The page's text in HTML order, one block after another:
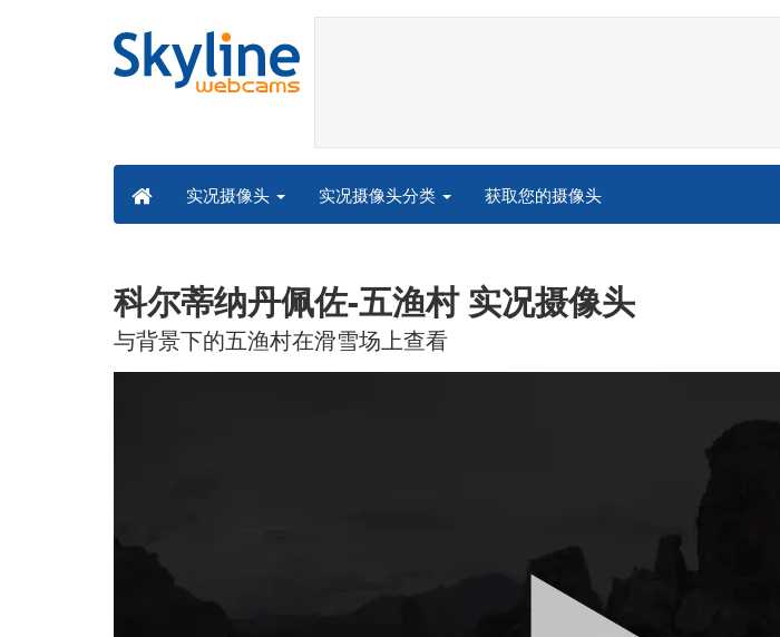
实况摄像头 实况摄像头分类 获取您的摄像头
科尔蒂纳丹佩佐-五渔村 实况摄像头
与背景下的五渔村在滑雪场上查看